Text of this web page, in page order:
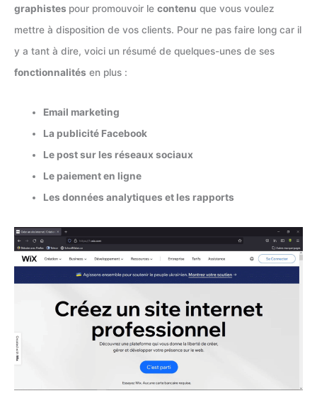
graphistes pour promouvoir le contenu que vous voulez
mettre à disposition de vos clients. Pour ne pas faire long car il
y a tant à dire, voici un résumé de quelques-unes de ses
fonctionnalités en plus :
Email marketing
La publicité Facebook
Le post sur les réseaux sociaux
Le paiement en ligne
Les données analytiques et les rapports